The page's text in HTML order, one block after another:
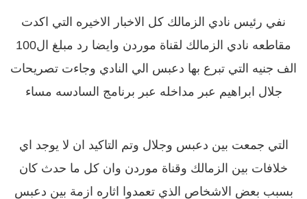
نفي رئيس نادي الزمالك كل الاخبار الاخيره التي اكدت
مقاطعه نادي الزمالك لقناة موردن وايضا رد مبلغ ال100
الف جنيه التي تبرع بها دعبس الي النادي وجاءت تصريحات
جلال ابراهيم عبر مداخله عبر برنامج السادسه مساء
التي جمعت بين دعبس وجلال وتم التاكيد ان لا يوجد اي
خلافات بين الزمالك وقناة موردن وان كل ما حدث كان
بسبب بعض الاشخاص الذي تعمدوا اثاره ازمة بين دعبس